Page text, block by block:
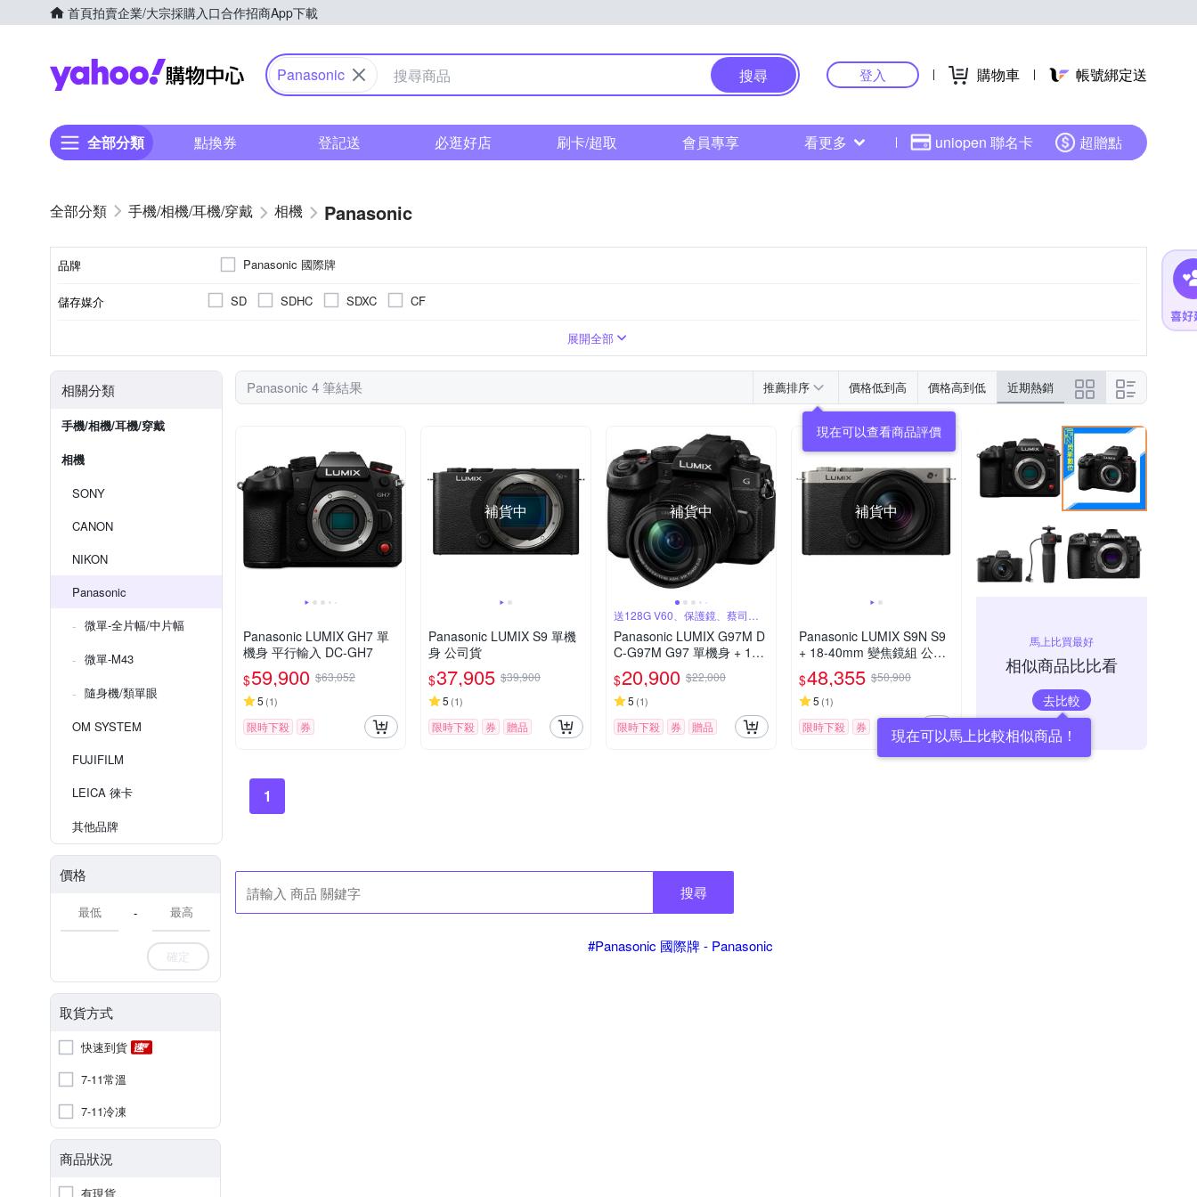
首頁拍賣企業/大宗採購入口合作招商App下載
Yahoo購物中心
Panasonic 搜尋 登入 購物車 帳號綁定送
全部分類 點換券 登記送 必逛好店 刷卡/超取 會員專享 看更多 uniopen 聯名卡 超贈點
手機/相機/耳機/穿戴 相機 Panasonic
品牌 Panasonic 國際牌
儲存媒介 SD SDHC SDXC CF
展開全部
相關分類
手機/相機/耳機/穿戴
相機
SONY
CANON
NIKON
Panasonic
微單-全片幅/中片幅
微單-M43
隨身機/類單眼
OM SYSTEM
FUJIFILM
LEICA 徠卡
其他品牌
價格
-
確定
取貨方式
快速到貨
7-11常溫
7-11冷凍
商品狀況
有現貨
Panasonic 4 筆結果 推薦排序 價格低到高 價格高到低 近期熱銷
現在可以查看商品評價
Panasonic LUMIX GH7 單
機身 平行輸入 DC-GH7
$59,900 $63,052
5 (1)
限時下殺 券
補貨中
Panasonic LUMIX S9 單機
身 公司貨
$37,905 $39,900
5 (1)
限時下殺 券 贈品
補貨中
送128G V60、保護鏡、蔡司噴
霧組
Panasonic LUMIX G97M D
C-G97M G97 單機身 + 12-
60mm 變焦鏡組 公司貨
$20,900 $22,000
5 (1)
限時下殺 券 贈品
補貨中
Panasonic LUMIX S9N S9
+ 18-40mm 變焦鏡組 公司
$48,355 $50,900
5 (1)
限時下殺 券
馬上比買最好
相似商品比比看
去比較
現在可以馬上比較相似商品！
1
搜尋
#Panasonic 國際牌 - Panasonic